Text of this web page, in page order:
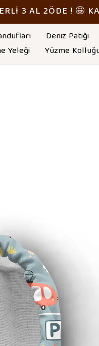
3 AL 2ÖDE ! 🤩
Deniz Patiği
Yeleği
Yüzme